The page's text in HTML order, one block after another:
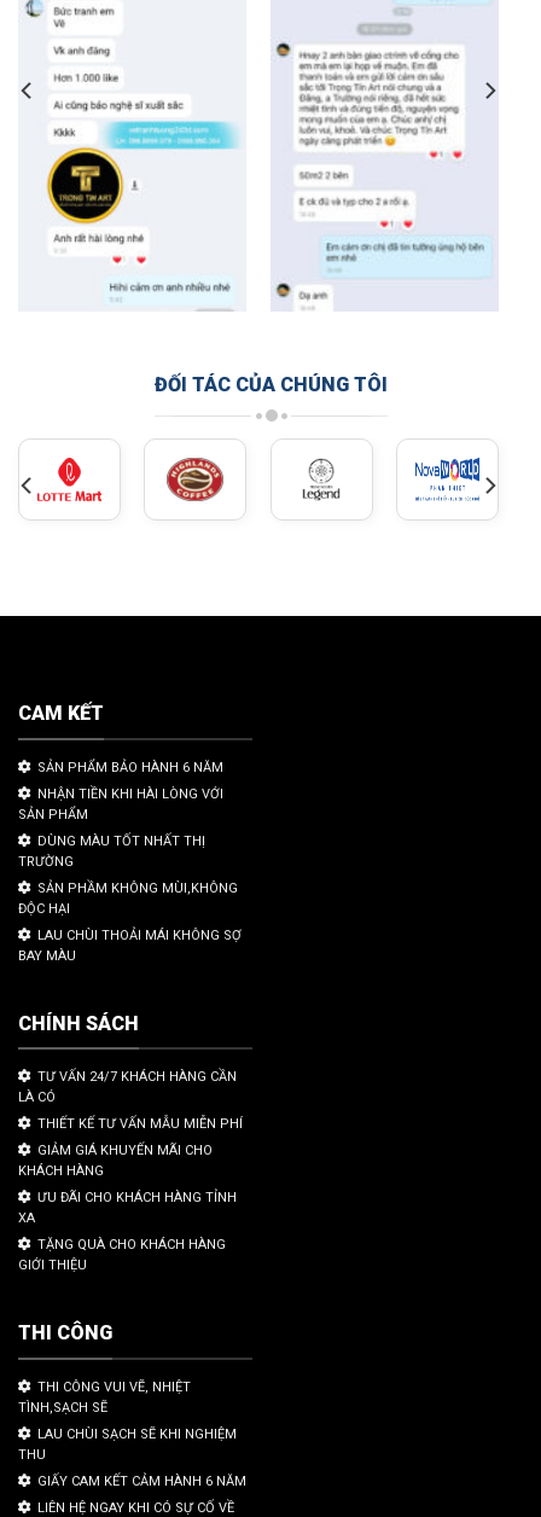
ĐỐI TÁC CỦA CHÚNG TÔI
CAM KẾT
SẢN PHẨM BẢO HÀNH 6 NĂM
NHẬN TIỀN KHI HÀI LÒNG VỚI
SẢN PHẨM
DÙNG MÀU TỐT NHẤT THỊ
TRƯỜNG
SẢN PHẦM KHÔNG MÙI,KHÔNG
ĐỘC HẠI
LAU CHÙI THOẢI MÁI KHÔNG SỢ
BAY MÀU
CHÍNH SÁCH
TƯ VẤN 24/7 KHÁCH HÀNG CẦN
LÀ CÓ
THIẾT KẾ TƯ VẤN MẪU MIỄN PHÍ
GIẢM GIÁ KHUYẾN MÃI CHO
KHÁCH HÀNG
ƯU ĐÃI CHO KHÁCH HÀNG TỈNH
XA
TẶNG QUÀ CHO KHÁCH HÀNG
GIỚI THIỆU
THI CÔNG
THI CÔNG VUI VẼ, NHIỆT
TÌNH,SẠCH SẼ
LAU CHÙI SẠCH SẼ KHI NGHIỆM
THU
GIẤY CAM KẾT CẢM HÀNH 6 NĂM
LIÊN HỆ NGAY KHI CÓ SỰ CỐ VỀ